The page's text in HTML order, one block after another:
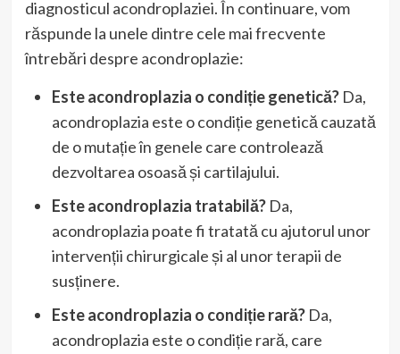
diagnosticul acondroplaziei. În continuare, vom
răspunde la unele dintre cele mai frecvente
întrebări despre acondroplazie:
Este acondroplazia o condiție genetică?Da,
acondroplazia este o condiție genetică cauzată
de o mutație în genele care controlează
dezvoltarea osoasă și cartilajului.
Este acondroplazia tratabilă?Da,
acondroplazia poate fi tratată cu ajutorul unor
intervenții chirurgicale și al unor terapii de
susținere.
Este acondroplazia o condiție rară?Da,
acondroplazia este o condiție rară, care